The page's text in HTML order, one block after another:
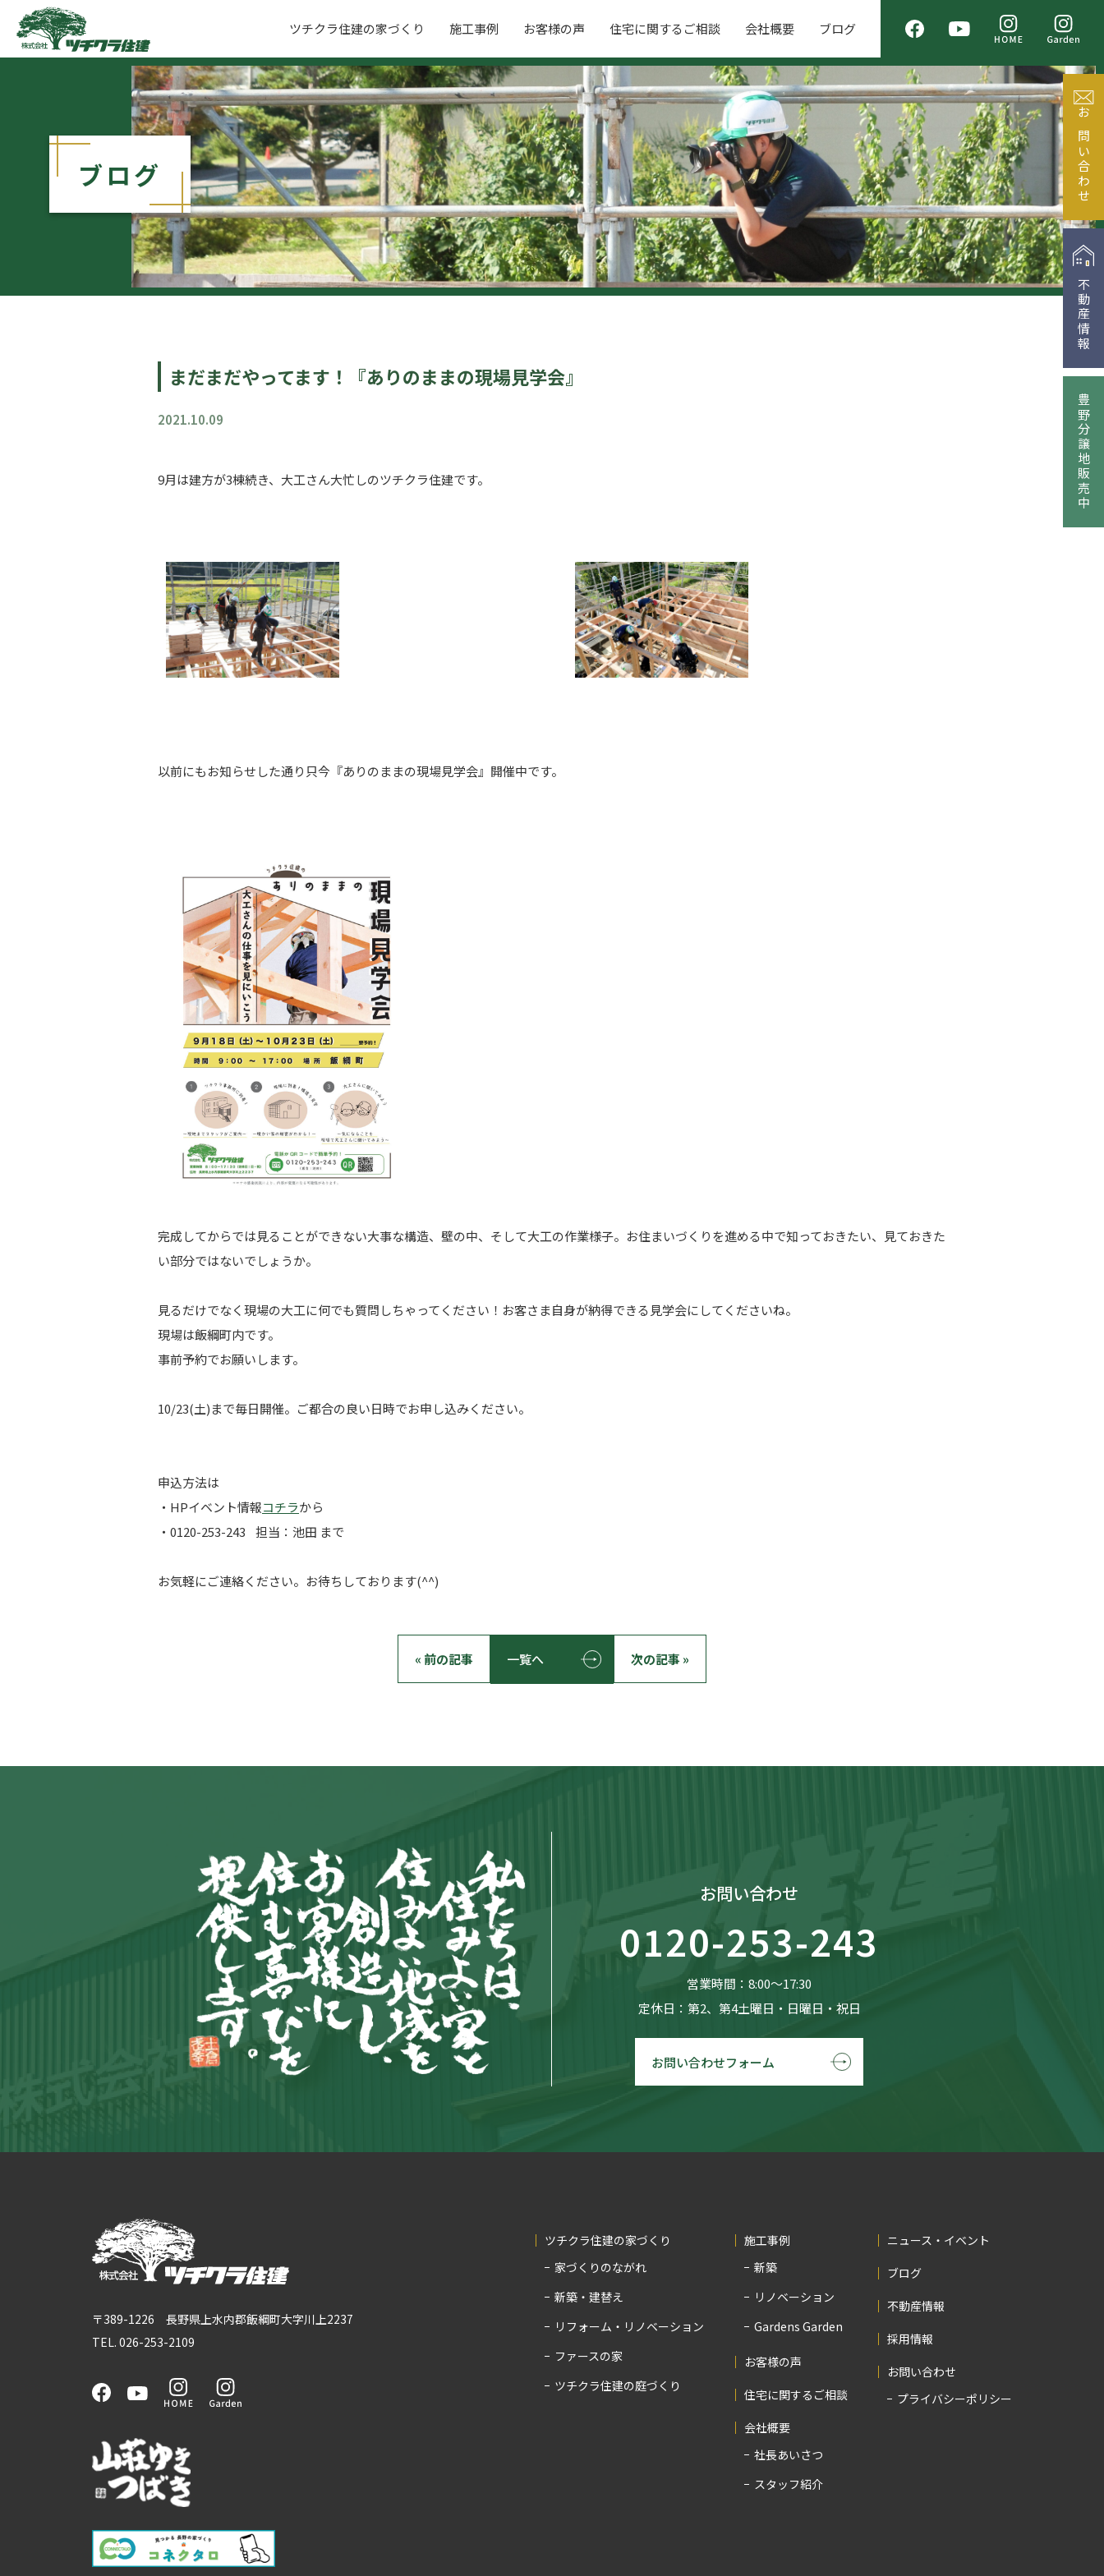
ツチクラ住建の家づくり 施工事例 お客様の声 住宅に関するご相談 会社概要 ブログ
ブログ
まだまだやってます！『ありのままの現場見学会』
2021.10.09
9月は建方が3棟続き、大工さん大忙しのツチクラ住建です。
以前にもお知らせした通り只今『ありのままの現場見学会』開催中です。
完成してからでは見ることができない大事な構造、壁の中、そして大工の作業様子。お住まいづくりを進める中で知っておきたい、見ておきた
い部分ではないでしょうか。
見るだけでなく現場の大工に何でも質問しちゃってください！お客さま自身が納得できる見学会にしてくださいね。
現場は飯綱町内です。
事前予約でお願いします。
10/23(土)まで毎日開催。ご都合の良い日時でお申し込みください。
申込方法は
・HPイベント情報コチラから
・0120-253-243 担当：池田 まで
お気軽にご連絡ください。お待ちしております(^^)
« 前の記事 一覧へ 次の記事 »
お問い合わせ
不動産情報
豊野分譲地販売中
お問い合わせ
0120-253-243
営業時間：8:00〜17:30
定休日：第2、第4土曜日・日曜日・祝日
お問い合わせフォーム
〒389-1226 長野県上水内郡飯綱町大字川上2237
TEL. 026-253-2109
ツチクラ住建の家づくり
家づくりのながれ
新築・建替え
リフォーム・リノベーション
ファースの家
ツチクラ住建の庭づくり
施工事例
新築
リノベーション
Gardens Garden
お客様の声
住宅に関するご相談
会社概要
社長あいさつ
スタッフ紹介
ニュース・イベント
ブログ
不動産情報
採用情報
お問い合わせ
プライバシーポリシー